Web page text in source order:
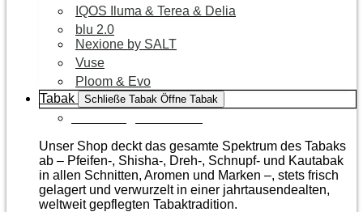
IQOS Iluma & Terea & Delia
blu 2.0
Nexione by SALT
Vuse
Ploom & Evo
Tabak
Schließe Tabak Öffne Tabak
Unser Shop deckt das gesamte Spektrum des Tabaks
ab – Pfeifen-, Shisha-, Dreh-, Schnupf- und Kautabak
in allen Schnitten, Aromen und Marken –, stets frisch
gelagert und verwurzelt in einer jahrtausendealten,
weltweit gepflegten Tabaktradition.